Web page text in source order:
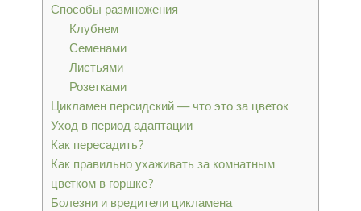
Способы размножения
Клубнем
Семенами
Листьями
Розетками
Цикламен персидский — что это за цветок
Уход в период адаптации
Как пересадить?
Как правильно ухаживать за комнатным
цветком в горшке?
Болезни и вредители цикламена